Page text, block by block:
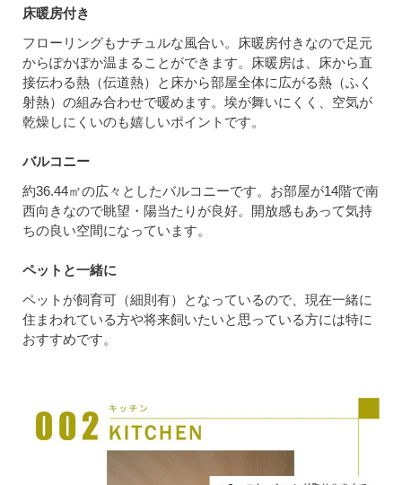
床暖房付き
フローリングもナチュルな風合い。床暖房付きなので足元
からぽかぽか温まることができます。床暖房は、床から直
接伝わる熱（伝道熱）と床から部屋全体に広がる熱（ふく
射熱）の組み合わせで暖めます。埃が舞いにくく、空気が
乾燥しにくいのも嬉しいポイントです。
バルコニー
約36.44㎡の広々としたバルコニーです。お部屋が14階で南
西向きなので眺望・陽当たりが良好。開放感もあって気持
ちの良い空間になっています。
ペットと一緒に
ペットが飼育可（細則有）となっているので、現在一緒に
住まわれている方や将来飼いたいと思っている方には特に
おすすめです。